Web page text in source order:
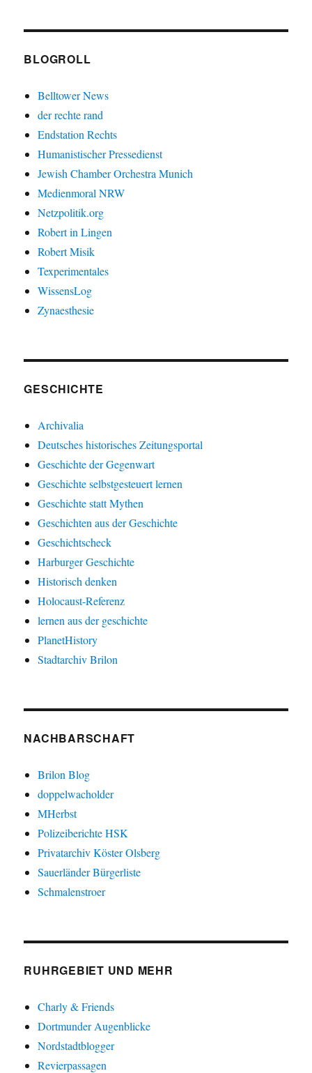
BLOGROLL
Belltower News
der rechte rand
Endstation Rechts
Humanistischer Pressedienst
Jewish Chamber Orchestra Munich
Medienmoral NRW
Netzpolitik.org
Robert in Lingen
Robert Misik
Texperimentales
WissensLog
Zynaesthesie
GESCHICHTE
Archivalia
Deutsches historisches Zeitungsportal
Geschichte der Gegenwart
Geschichte selbstgesteuert lernen
Geschichte statt Mythen
Geschichten aus der Geschichte
Geschichtscheck
Harburger Geschichte
Historisch denken
Holocaust-Referenz
lernen aus der geschichte
PlanetHistory
Stadtarchiv Brilon
NACHBARSCHAFT
Brilon Blog
doppelwacholder
MHerbst
Polizeiberichte HSK
Privatarchiv Köster Olsberg
Sauerländer Bürgerliste
Schmalenstroer
RUHRGEBIET UND MEHR
Charly & Friends
Dortmunder Augenblicke
Nordstadtblogger
Revierpassagen